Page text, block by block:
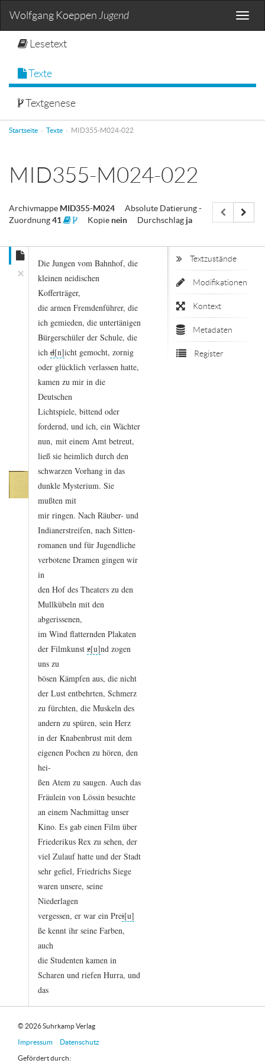
Toggle
Wolfgang Koeppen Jugend
Lesetext
Texte
Textgenese
Startseite Texte MID355-M024-022
MID355-M024-022
Archivmappe MID355-M024 Absolute Datierung-
Zuordnung41 Kopie nein Durchschlag ja
×
Die Jungen vom Bahnhof, die
kleinen neidischen
Kofferträger,
die armen Fremdenführer, die
ich gemieden, die untertänigen
Bürgerschüler der Schule, die
ich d icht gemocht, zornig
oder glücklich verlassen hatte,
kamen zu mir in die
Deutschen
Lichtspiele, bittend oder
fordernd, und ich, ein Wächter
nun‚ mit einem Amt betreut,
ließ sie heimlich durch den
schwarzen Vorhang in das
dunkle Mysterium. Sie
mußten mit
mir ringen. Nach Räuber- und
Indianerstreifen, nach Sitten-
romanen und für Jugendliche
verbotene Dramen gingen wir
in
den Hof des Theaters zu den
Mullkübeln mit den
abgerissenen,
im Wind flatternden Plakaten
der Filmkunst z nd zogen
uns zu
bösen Kämpfen aus, die nicht
der Lust entbehrten, Schmerz
zu fürchten, die Muskeln des
andern zu spüren, sein Herz
in der Knabenbrust mit dem
eigenen Pochen zu hören, den
hei-
ßen Atem zu saugen. Auch das
Fräulein von Lössin besuchte
an einem Nachmittag unser
Kino. Es gab einen Film über
Friederikus Rex zu sehen, der
viel Zulauf hatte und der Stadt
sehr gefiel, Friedrichs Siege
waren unsere, seine
Niederlagen
vergessen, er war ein Prei
ße kennt ihr seine Farben,
auch
die Studenten kamen in
Scharen und riefen Hurra, und
das
Textzustände
Modifikationen
Kontext
Metadaten
Register
© 2026 Suhrkamp Verlag
Impressum Datenschutz
Gefördert durch: